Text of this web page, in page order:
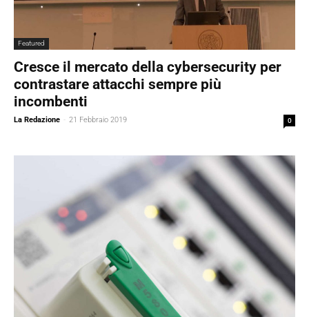
Featured
Cresce il mercato della cybersecurity per
contrastare attacchi sempre più
incombenti
La Redazione - 21 Febbraio 2019 0